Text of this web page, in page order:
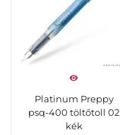
Platinum Preppy
psq-400 töltőtoll 02
kék